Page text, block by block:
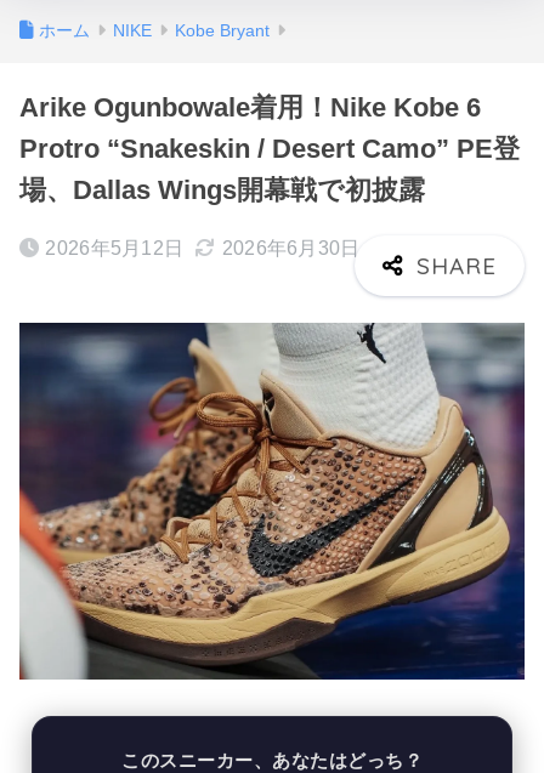
ホーム NIKE Kobe Bryant
Arike Ogunbowale着用！Nike Kobe 6
Protro “Snakeskin / Desert Camo” PE登
場、Dallas Wings開幕戦で初披露
2026年5月12日 2026年6月30日
このスニーカー、あなたはどっち？